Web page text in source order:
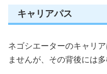
キャリアパス
ネゴシエーターのキャリ
ませんが、その背後には